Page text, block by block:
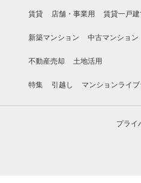
賃貸 店舗・事業用 賃貸一戸
新築マンション 中古マンション
不動産売却 土地活用
特集 引越し マンションライ
プライ